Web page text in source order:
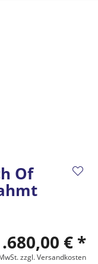
Of
€ *
zzgl. Versandkosten